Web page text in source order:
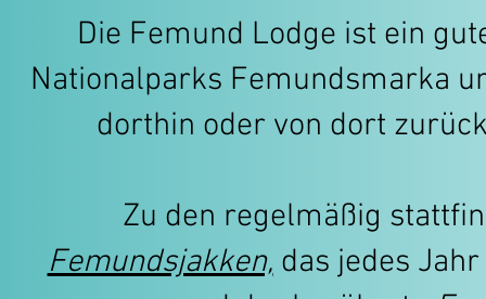
Die Femund Lodge ist ein
Nationalparks Femundsmarka
dorthin oder von dort
Zu den regelmäßig
Femundsjakken,das jedes